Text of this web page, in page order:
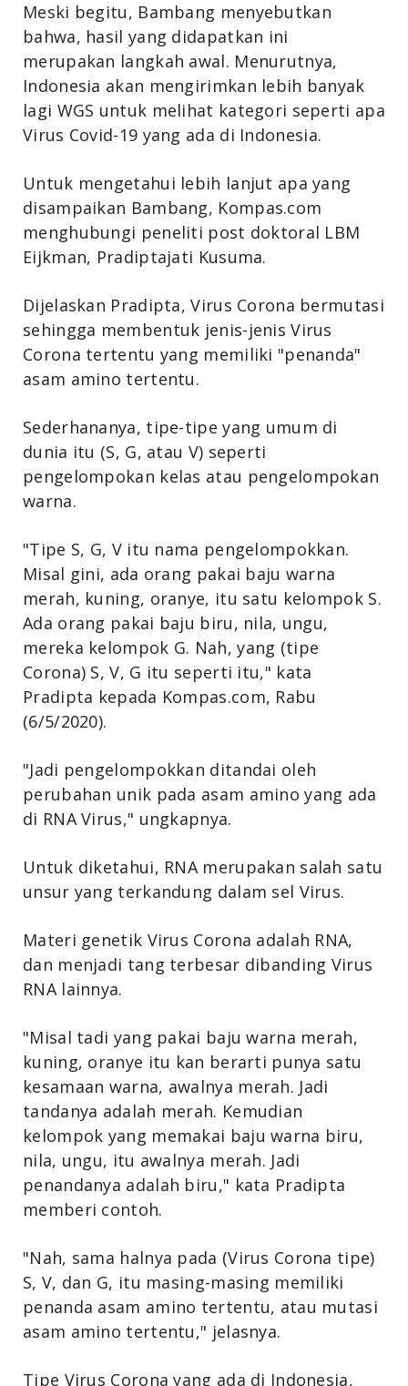
Meski begitu, Bambang menyebutkan
bahwa, hasil yang didapatkan ini
merupakan langkah awal. Menurutnya,
Indonesia akan mengirimkan lebih banyak
lagi WGS untuk melihat kategori seperti apa
Virus Covid-19 yang ada di Indonesia.
Untuk mengetahui lebih lanjut apa yang
disampaikan Bambang, Kompas.com
menghubungi peneliti post doktoral LBM
Eijkman, Pradiptajati Kusuma.
Dijelaskan Pradipta, Virus Corona bermutasi
sehingga membentuk jenis-jenis Virus
Corona tertentu yang memiliki "penanda"
asam amino tertentu.
Sederhananya, tipe-tipe yang umum di
dunia itu (S, G, atau V) seperti
pengelompokan kelas atau pengelompokan
warna.
"Tipe S, G, V itu nama pengelompokkan.
Misal gini, ada orang pakai baju warna
merah, kuning, oranye, itu satu kelompok S.
Ada orang pakai baju biru, nila, ungu,
mereka kelompok G. Nah, yang (tipe
Corona) S, V, G itu seperti itu," kata
Pradipta kepada Kompas.com, Rabu
(6/5/2020).
"Jadi pengelompokkan ditandai oleh
perubahan unik pada asam amino yang ada
di RNA Virus," ungkapnya.
Untuk diketahui, RNA merupakan salah satu
unsur yang terkandung dalam sel Virus.
Materi genetik Virus Corona adalah RNA,
dan menjadi tang terbesar dibanding Virus
RNA lainnya.
"Misal tadi yang pakai baju warna merah,
kuning, oranye itu kan berarti punya satu
kesamaan warna, awalnya merah. Jadi
tandanya adalah merah. Kemudian
kelompok yang memakai baju warna biru,
nila, ungu, itu awalnya merah. Jadi
penandanya adalah biru," kata Pradipta
memberi contoh.
"Nah, sama halnya pada (Virus Corona tipe)
S, V, dan G, itu masing-masing memiliki
penanda asam amino tertentu, atau mutasi
asam amino tertentu," jelasnya.
Tipe Virus Corona yang ada di Indonesia,